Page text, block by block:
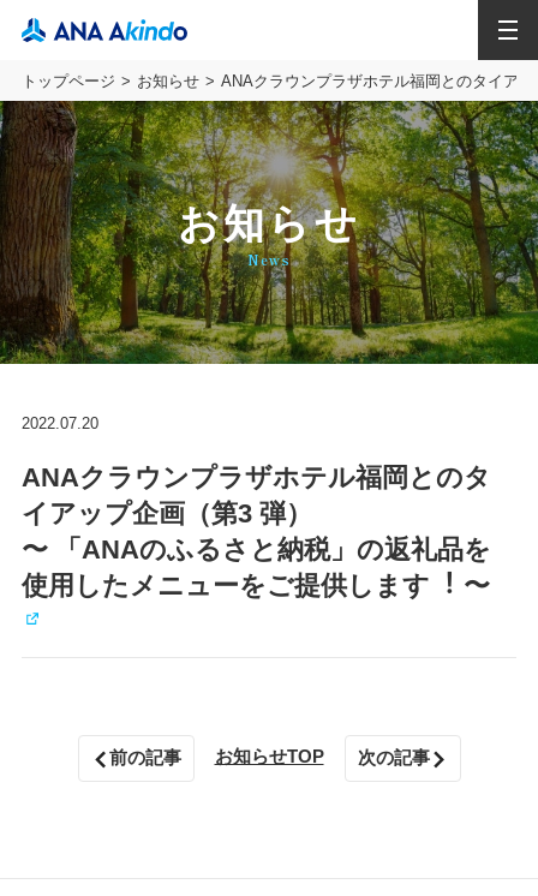
トップページ お知らせ ANAクラウンプラザホテル福岡とのタイア
お知らせ
News
2022.07.20
ANAクラウンプラザホテル福岡とのタ
イアップ企画（第3 弾）
〜 「ANAのふるさと納税」の返礼品を
使⽤したメニューをご提供します︕ 〜
前の記事 お知らせTOP 次の記事